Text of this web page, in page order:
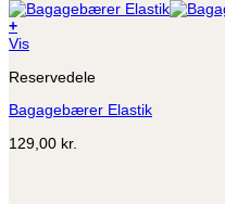
+
Dette
har
varianter.
kan
Vis
Reservedele
Bagagebærer Elastik
129,00 kr.